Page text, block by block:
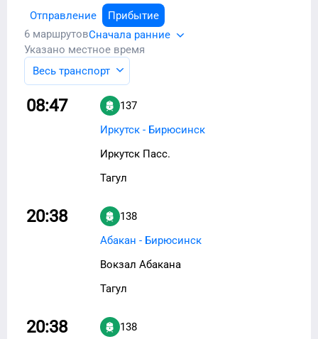
Отправление
Прибытие
6 маршрутовСначала ранние
Указано местное время
Весь транспорт
08:47
137
Иркутск - Бирюсинск
Иркутск Пасс.
Тагул
20:38
138
Абакан - Бирюсинск
Вокзал Абакана
Тагул
20:38
138